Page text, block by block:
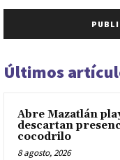
Últimos
Abre Mazatlán
descartan
cocodrilo
8 agosto, 2026